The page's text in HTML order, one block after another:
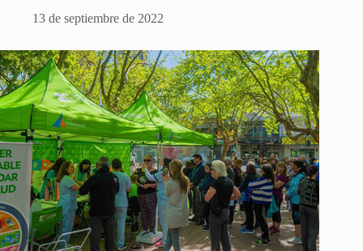
13 de septiembre de 2022